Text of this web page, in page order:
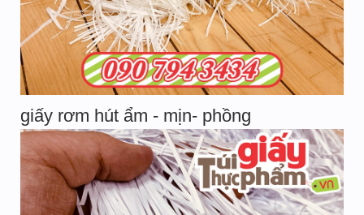
giấy rơm hút ẩm - mịn- phồng